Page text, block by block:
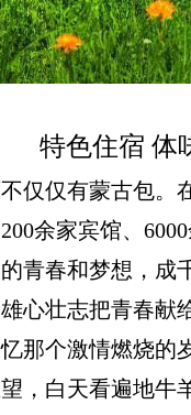
特色住宿 体
仅仅有蒙古包。
200余家宾馆、 6000
青春和梦想，成
心壮志把青春献
那个激情燃烧
，白天看遍地牛